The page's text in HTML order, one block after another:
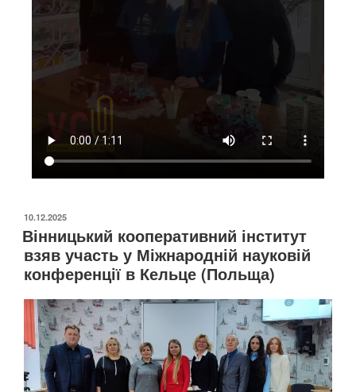
10.12.2025
Вінницький кооперативний інститут
взяв участь у Міжнародній науковій
конференції в Кельце (Польща)